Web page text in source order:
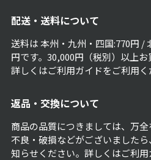
配送・送料について
送料は 本州・九州・四国:770円 /
円です。30,000円（税別）以上
詳しくはご利用ガイドをご利用く
返品・交換について
商品の品質につきましては、万
不良・破損などがございました
知らせください。詳しくはご利